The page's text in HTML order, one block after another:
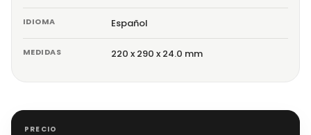
IDIOMA Español
MEDIDAS 220 x 290 x 24.0 mm
PRECIO